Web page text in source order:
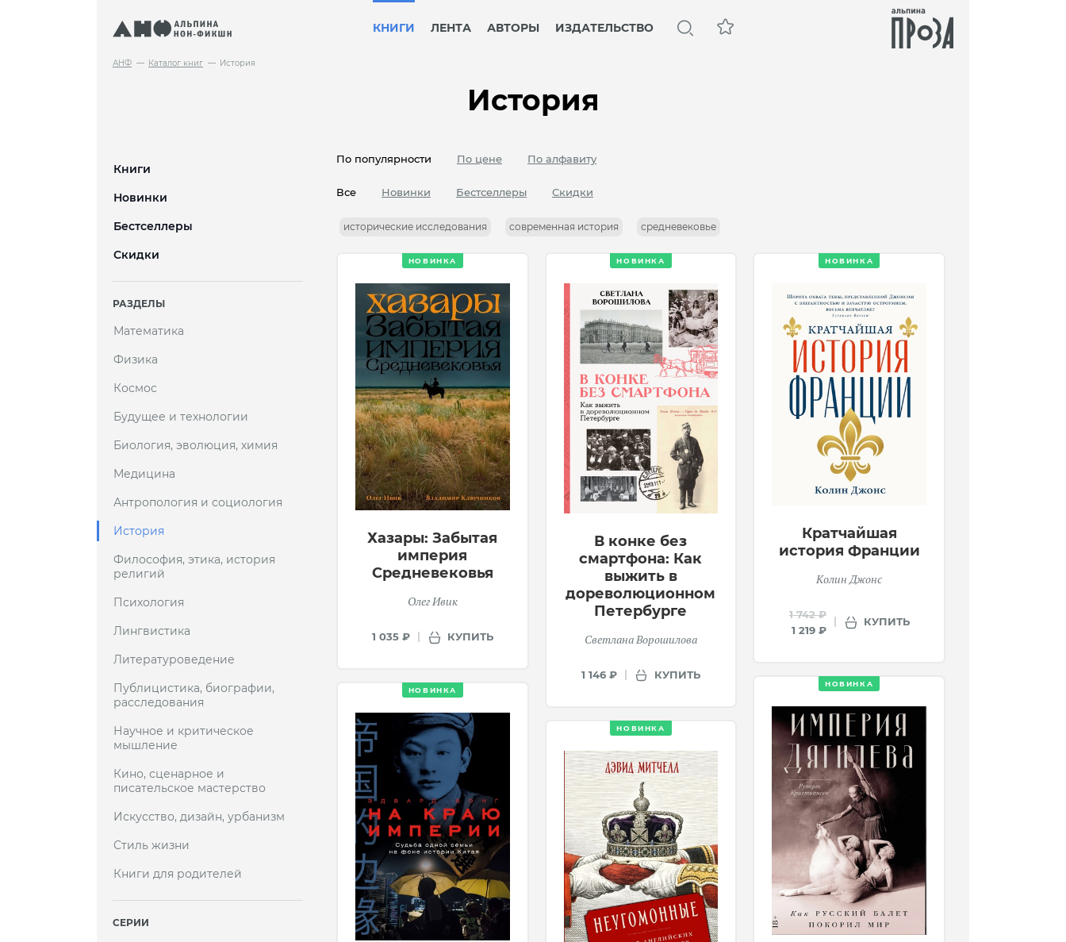
КНИГИ ЛЕНТА АВТОРЫ ИЗДАТЕЛЬСТВО
АНФ Каталог книг История
История
По популярности По цене По алфавиту
Все Новинки Бестселлеры Скидки
исторические исследования современная история средневековье
НОВИНКА
Хазары: Забытая
империя
Средневековья
Олег Ивик
1 035 ₽ КУПИТЬ
НОВИНКА
В конке без
смартфона: Как
выжить в
дореволюционном
Петербурге
Светлана Ворошилова
1 146 ₽ КУПИТЬ
НОВИНКА
Кратчайшая
история Франции
Колин Джонс
1 742 ₽
1 219 ₽
КУПИТЬ
НОВИНКА
НОВИНКА
НОВИНКА
Книги
Новинки
Бестселлеры
Скидки
РАЗДЕЛЫ
Математика
Физика
Космос
Будущее и технологии
Биология, эволюция, химия
Медицина
Антропология и социология
История
Философия, этика, история
религий
Психология
Лингвистика
Литературоведение
Публицистика, биографии,
расследования
Научное и критическое
мышление
Кино, сценарное и
писательское мастерство
Искусство, дизайн, урбанизм
Стиль жизни
Книги для родителей
СЕРИИ